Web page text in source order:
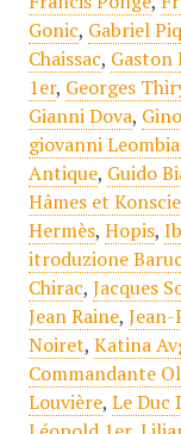
Gonic, Gabriel
Chaissac, Gaston
1er, Georges
Gianni Dova,
giovanni
Antique, Guido
Hâmes et
Hermès, Hopis,
itroduzione
Chirac, Jacques
Jean Raine, Jean-
Noiret, Katina
Commandante
Louvière, Le Duc